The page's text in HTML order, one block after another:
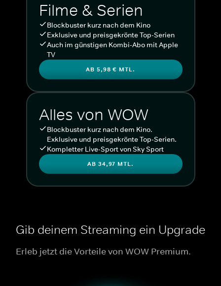
Filme & Serien
Blockbuster kurz nach dem Kino
Exklusive und preisgekrönte Top-Serien
Auch im günstigen Kombi-Abo mit Apple
TV
AB 5,98 € MTL.
Alles von WOW
Blockbuster kurz nach dem Kino.
Exklusive und preisgekrönte Top-Serien.
Kompletter Live-Sport von Sky Sport
AB 34,97 MTL.
Gib deinem Streaming ein Upgrade
Erleb jetzt die Vorteile von WOW Premium.